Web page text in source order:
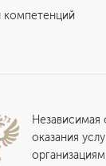
компетенций
Независимая
оказания